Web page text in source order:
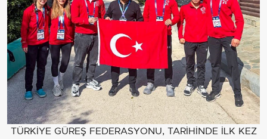
TÜRKİYE GÜREŞ FEDERASYONU, TARİHİNDE İLK KEZ